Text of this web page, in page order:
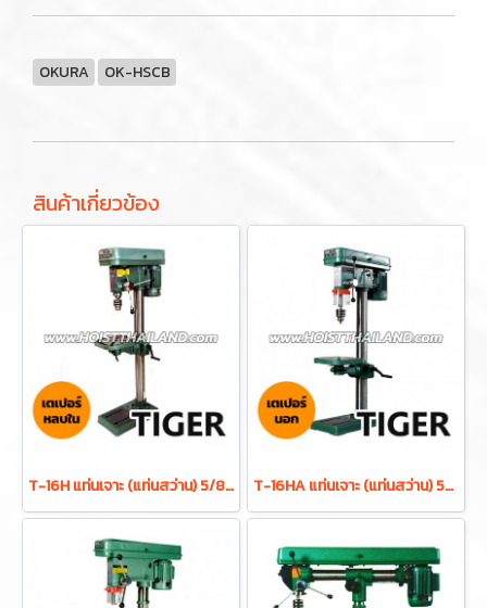
OKURA OK-HSCB
สินค้าเกี่ยวข้อง
T-16H แท่นเจาะ (แท่นสว่าน) 5/8 นิ้ว 550W ดอกสว่าน 16 มม. 16 สปีด เตเปอร์หลบใน TIGER T-16HA แท่นเจาะ (แท่นสว่าน) 5/8 นิ้ว 550W ดอกสว่าน 16 มม. 16 สปีด พร้อมมอเตอร์ในตัว TIGER